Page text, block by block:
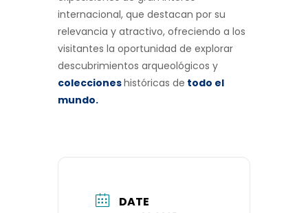
internacional, que destacan por su
relevancia y atractivo, ofreciendo a los
visitantes la oportunidad de explorar
descubrimientos arqueológicos y
coleccioneshistóricas de todo el
mundo.
DATE